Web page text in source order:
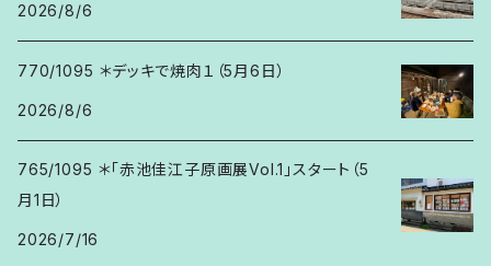
2026/8/6
770/1095 ＊デッキで焼肉１（5月6日）
2026/8/6
765/1095 ＊「赤池佳江子原画展Vol.1」スタート（5
月1日）
2026/7/16